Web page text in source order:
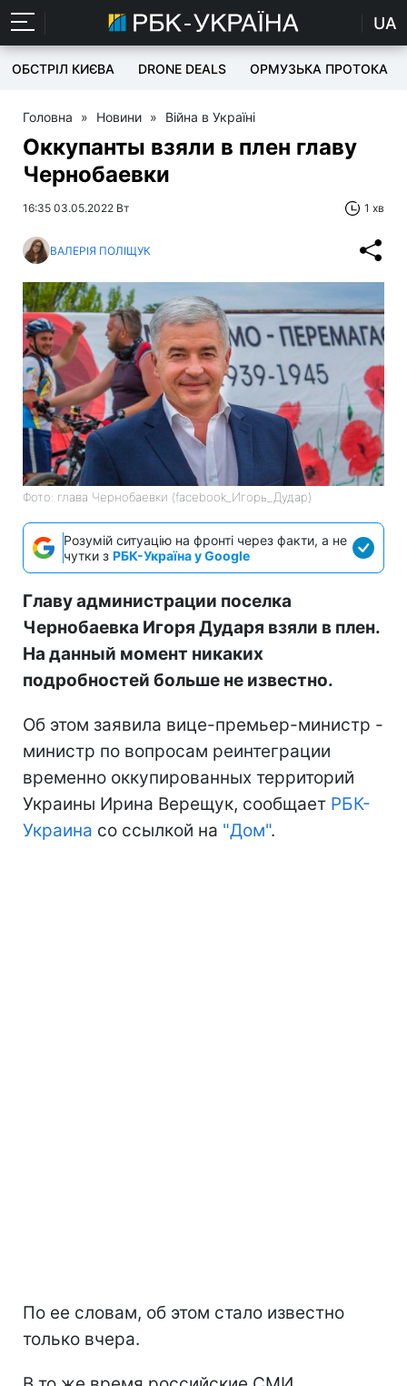
UA
ОБСТРІЛ КИЄВА DRONE DEALS ОРМУЗЬКА ПРОТОКА
Головна » Новини » Війна в Україні
Оккупанты взяли в плен главу
Чернобаевки
16:35 03.05.2022 Вт 1 хв
ВАЛЕРІЯ ПОЛІЩУК
Фото: глава Чернобаевки (facebook_Игорь_Дудар)
Розумій ситуацію на фронті через факти, а не
чутки з РБК-Україна у Google
Главу администрации поселка
Чернобаевка Игоря Дударя взяли в плен.
На данный момент никаких
подробностей больше не известно.
Об этом заявила вице-премьер-министр -
министр по вопросам реинтеграции
временно оккупированных территорий
Украины Ирина Верещук, сообщает РБК-
Украина со ссылкой на "Дом".
По ее словам, об этом стало известно
только вчера.